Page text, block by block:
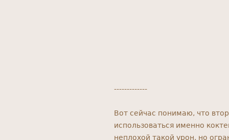
-------------
Вот сейчас понимаю, что
использоваться именно
неплохой такой урон, но